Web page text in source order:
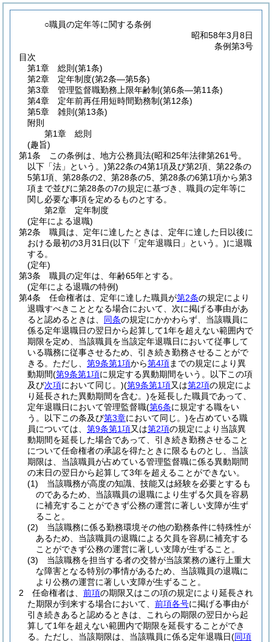
○職員の定年等に関する条例
昭和58年3月8日
条例第3号
目次
第1章
総則 (第1条)
第2章
定年制度(第2条―第5条)
第3章
管理監督職勤務上限年齢制(第6条―第11条)
第4章
定年前再任用短時間勤務制(第12条)
第5章
雑則 (第13条)
附則
第1章
総則
(趣旨)
第1条
この条例は、地方公務員法(昭和25年法律第261号。
以下「法」という。)第22条の4第1項及び第2項、第22条の
5第1項、第28条の2、第28条の5、第28条の6第1項から第3
項まで並びに第28条の7の規定に基づき、職員の定年等に
関し必要な事項を定めるものとする。
第2章
定年制度
(定年による退職)
第2条
職員は、定年に達したときは、定年に達した日以後に
おける最初の3月31日(以下「定年退職日」という。)に退職
する。
(定年)
第3条
職員の定年は、年齢65年とする。
(定年による退職の特例)
第4条
任命権者は、定年に達した職員が第2条の規定により
退職すべきこととなる場合において、次に掲げる事由があ
ると認めるときは、 同条の規定にかかわらず、当該職員に
係る定年退職日の翌日から起算して1年を超えない範囲内で
期限を定め、当該職員を当該定年退職日において従事して
いる職務に従事させるため、引き続き勤務させることがで
きる。 ただし、 第9条第1項から第4項までの規定により異
動期間(第9条第1項に規定する異動期間をいう。以下この項
及び次項において同じ。)(第9条第1項又は第2項の規定によ
り延長された異動期間を含む。)を延長した職員であって、
定年退職日において管理監督職(第6条に規定する職をい
う。以下この条及び第3章において同じ。)を占めている職
員については、 第9条第1項又は第2項の規定により当該異
動期間を延長した場合であって、引き続き勤務させること
について任命権者の承認を得たときに限るものとし、当該
期限は、当該職員が占めている管理監督職に係る異動期間
の末日の翌日から起算して3年を超えることができない。
(1)
当該職務が高度の知識、技能又は経験を必要とするも
のであるため、当該職員の退職により生ずる欠員を容易
に補充することができず公務の運営に著しい支障が生ず
ること。
(2)
当該職務に係る勤務環境その他の勤務条件に特殊性が
あるため、当該職員の退職による欠員を容易に補充する
ことができず公務の運営に著しい支障が生ずること。
(3)
当該職務を担当する者の交替が当該業務の遂行上重大
な障害となる特別の事情があるため、当該職員の退職に
より公務の運営に著しい支障が生ずること。
2
任命権者は、 前項の期限又はこの項の規定により延長され
た期限が到来する場合において、 前項各号に掲げる事由が
引き続きあると認めるときは、これらの期限の翌日から起
算して1年を超えない範囲内で期限を延長することができ
る。 ただし、当該期限は、当該職員に係る定年退職日(同項